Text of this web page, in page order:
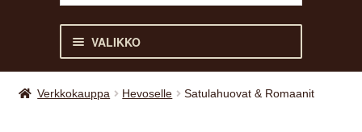
VALIKKO
ETUSIVU
Verkkokauppa Hevoselle Satulahuovat & Romaanit